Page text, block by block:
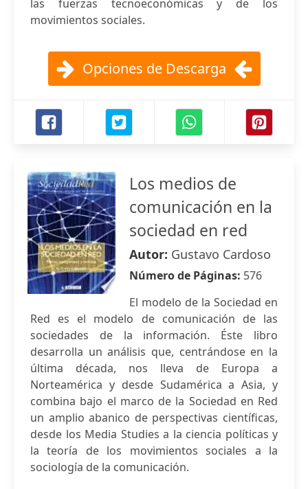
las fuerzas tecnoeconómicas y de los
movimientos sociales.
Opciones de Descarga
Los medios de
comunicación en la
sociedad en red
Autor: Gustavo Cardoso
Número de Páginas: 576
El modelo de la Sociedad en
Red es el modelo de comunicación de las
sociedades de la información. Éste libro
desarrolla un análisis que, centrándose en la
última década, nos lleva de Europa a
Norteamérica y desde Sudamérica a Asia, y
combina bajo el marco de la Sociedad en Red
un amplio abanico de perspectivas científicas,
desde los Media Studies a la ciencia políticas y
la teoría de los movimientos sociales a la
sociología de la comunicación.